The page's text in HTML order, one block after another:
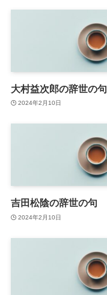
大村益次郎の辞世の句
2024年2月10日
吉田松陰の辞世の句
2024年2月10日